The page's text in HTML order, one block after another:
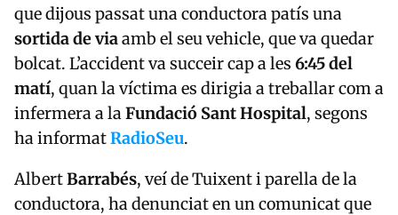
que dijous passat una conductora patís una
sortida de viaamb el seu vehicle, que va quedar
bolcat. L’accident va succeir cap a les 6:45 del
matí, quan la víctima es dirigia a treballar com a
infermera a laFundació Sant Hospital, segons
ha informatRadioSeu.
AlbertBarrabés, veí de Tuixent i parella de la
conductora, ha denunciat en un comunicat que